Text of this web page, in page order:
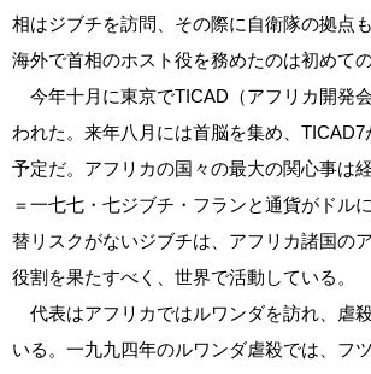
相はジブチを訪問、その際に自衛隊の拠点
海外で首相のホスト役を務めたのは初めて
今年十月に東京でTICAD（アフリカ開発
われた。来年八月には首脳を集め、TICAD7
予定だ。アフリカの国々の最大の関心事は
＝一七七・七ジブチ・フランと通貨がドル
替リスクがないジブチは、アフリカ諸国の
役割を果たすべく、世界で活動している。
代表はアフリカではルワンダを訪れ、虐
いる。一九九四年のルワンダ虐殺では、フ